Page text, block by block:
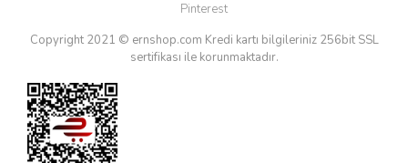
Pinterest
Copyright 2021 © ernshop.com Kredi kartı bilgileriniz 256bit SSL
sertifikası ile korunmaktadır.